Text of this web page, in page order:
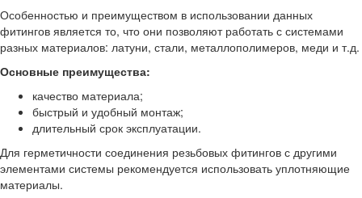
Особенностью и преимуществом в использовании данных
фитингов является то, что они позволяют работать с системами
разных материалов: латуни, стали, металлополимеров, меди и т.д.
Основные преимущества:
качество материала;
быстрый и удобный монтаж;
длительный срок эксплуатации.
Для герметичности соединения резьбовых фитингов с другими
элементами системы рекомендуется использовать уплотняющие
материалы.